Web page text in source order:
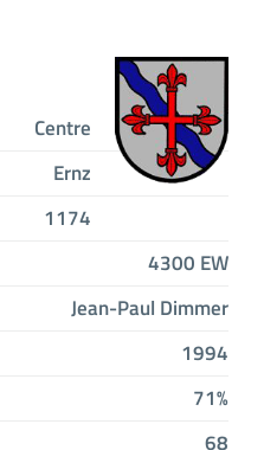
Centre
Ernz
1174
4300 EW
Jean-Paul Dimmer
1994
71%
68